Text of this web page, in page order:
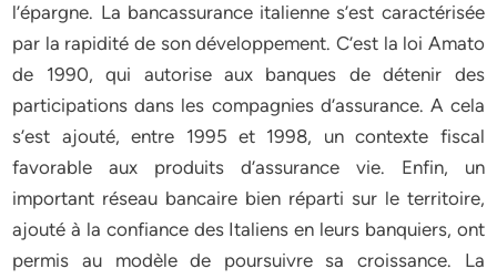
l’épargne. La bancassurance italienne s’est caractérisée
par la rapidité de son développement. C’est la loi Amato
de 1990, qui autorise aux banques de détenir des
participations dans les compagnies d’assurance. A cela
s’est ajouté, entre 1995 et 1998, un contexte fiscal
favorable aux produits d’assurance vie. Enfin, un
important réseau bancaire bien réparti sur le territoire,
ajouté à la confiance des Italiens en leurs banquiers, ont
permis au modèle de poursuivre sa croissance. La